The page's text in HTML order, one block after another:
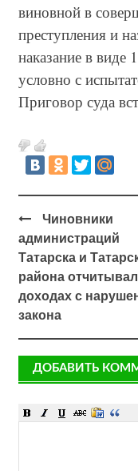
виновной в
преступления и
наказание в виде
условно с
Приговор суда
Чиновники
администраций
Татарска и
района
доходах с
закона
ДОБАВИТЬ